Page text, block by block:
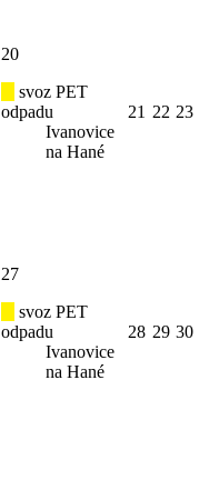
20
svoz PET
odpadu
Ivanovice
na Hané
21 22 23
27
svoz PET
odpadu
Ivanovice
na Hané
28 29 30